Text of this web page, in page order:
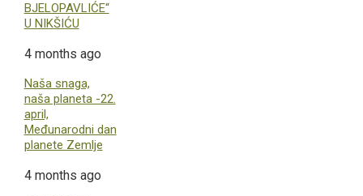
BJELOPAVLIĆE“
U NIKŠIĆU
4 months ago
Naša snaga,
naša planeta -22.
april,
Međunarodni dan
planete Zemlje
4 months ago